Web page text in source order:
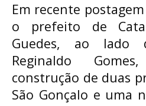
Em recente
o prefeito de
Guedes, ao lado
Reginaldo
construção de duas
São Gonçalo e uma